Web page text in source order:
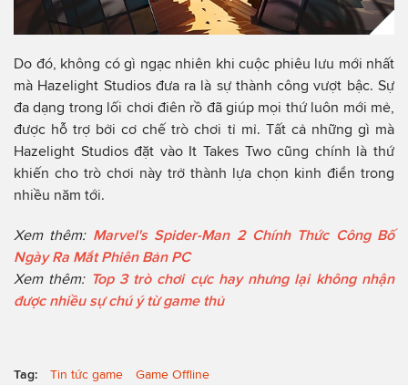
Do đó, không có gì ngạc nhiên khi cuộc phiêu lưu mới nhất
mà Hazelight Studios đưa ra là sự thành công vượt bậc. Sự
đa dạng trong lối chơi điên rồ đã giúp mọi thứ luôn mới mẻ,
được hỗ trợ bởi cơ chế trò chơi tỉ mỉ. Tất cả những gì mà
Hazelight Studios đặt vào It Takes Two cũng chính là thứ
khiến cho trò chơi này trở thành lựa chọn kinh điển trong
nhiều năm tới.
Xem thêm: Marvel's Spider-Man 2 Chính Thức Công Bố
Ngày Ra Mắt Phiên Bản PC
Xem thêm: Top 3 trò chơi cực hay nhưng lại không nhận
được nhiều sự chú ý từ game thủ
Tag: Tin tức game Game Offline